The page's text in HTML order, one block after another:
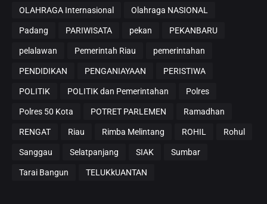
OLAHRAGA Internasional Olahraga NASIONAL
Padang PARIWISATA pekan PEKANBARU
pelalawan Pemerintah Riau pemerintahan
PENDIDIKAN PENGANIAYAAN PERISTIWA
POLITIK POLITIK dan Pemerintahan Polres
Polres 50 Kota POTRET PARLEMEN Ramadhan
RENGAT Riau Rimba Melintang ROHIL Rohul
Sanggau Selatpanjang SIAK Sumbar
Tarai Bangun TELUKkUANTAN